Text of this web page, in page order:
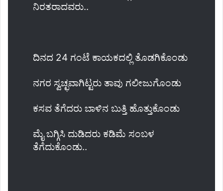
ನಿರತರಾದವರು..
ದಿನದ 24 ಗಂಟೆ ಕಾಯಕದಲ್ಲಿ ತೊಡಗಿಕೊಂಡು
ನಗರ ಸ್ವಚ್ಛವಾಗಿಟ್ಟರು ತಾವು ಗಲೀಜುಗೊಂಡು
ಕಸವ ತೆಗೆದರು ಬಾಳಿನ ಬುತ್ತಿ ಹೊತ್ತುಕೊಂಡು
ಮೈ ಬಗ್ಗಿಸಿ ದುಡಿದರು ಕಡಿಮೆ ಸಂಬಳ
ತೆಗೆದುಕೊಂಡು..